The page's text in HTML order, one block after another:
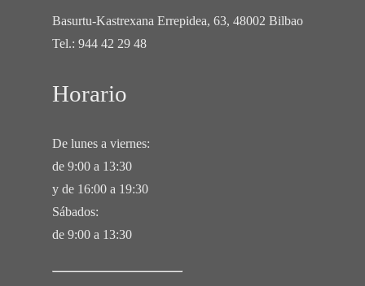
Basurtu-Kastrexana Errepidea, 63, 48002 Bilbao
Tel.: 944 42 29 48
Horario
De lunes a viernes:
de 9:00 a 13:30
y de 16:00 a 19:30
Sábados:
de 9:00 a 13:30